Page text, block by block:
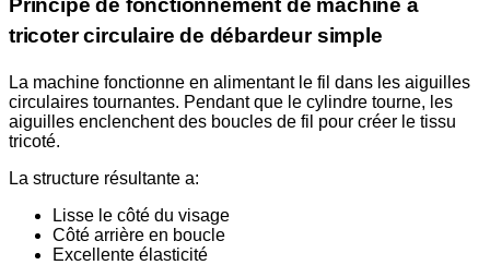
Principe de fonctionnement de machine à
tricoter circulaire de débardeur simple
La machine fonctionne en alimentant le fil dans les aiguilles
circulaires tournantes. Pendant que le cylindre tourne, les
aiguilles enclenchent des boucles de fil pour créer le tissu
tricoté.
La structure résultante a:
Lisse le côté du visage
Côté arrière en boucle
Excellente élasticité